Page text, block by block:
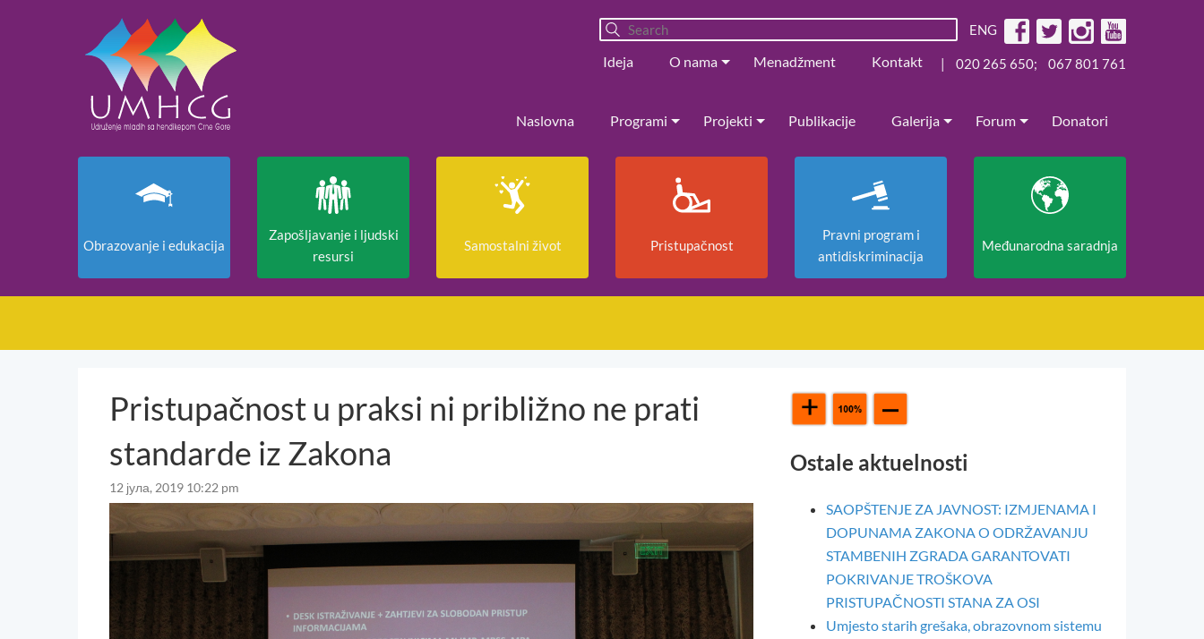
ENG
Ideja O nama Menadžment Kontakt | 020 265 650; 067 801 761
Naslovna Programi Projekti Publikacije Galerija Forum Donatori
Obrazovanje i edukacija
Zapošljavanje i ljudski
resursi
Samostalni život Pristupačnost
Pravni program i
antidiskriminacija
Međunarodna saradnja
Pristupačnost u praksi ni približno ne prati
standarde iz Zakona
12 јула, 2019 10:22 pm
Ostale aktuelnosti
SAOPŠTENJE ZA JAVNOST: IZMJENAMA I
DOPUNAMA ZAKONA O ODRŽAVANJU
STAMBENIH ZGRADA GARANTOVATI
POKRIVANJE TROŠKOVA
PRISTUPAČNOSTI STANA ZA OSI
Umjesto starih grešaka, obrazovnom sistemu